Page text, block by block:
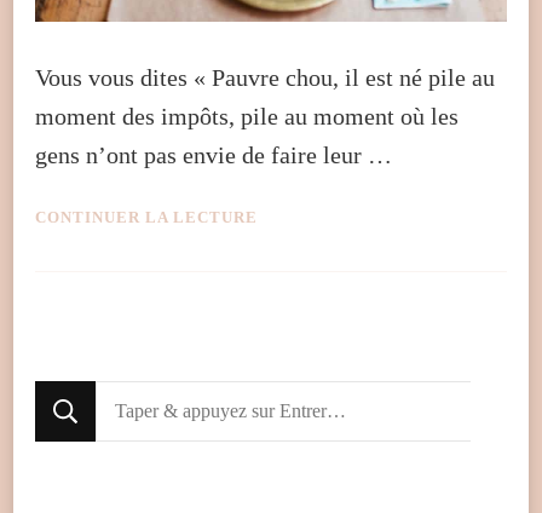
Vous vous dites « Pauvre chou, il est né pile au
moment des impôts, pile au moment où les
gens n’ont pas envie de faire leur …
CONTINUER LA LECTURE
Looking
for